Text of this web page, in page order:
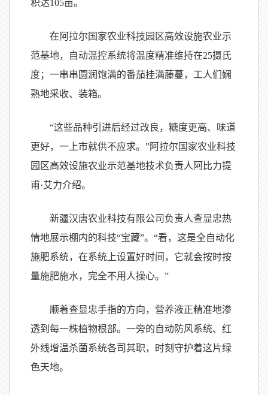
积达105亩。
在阿拉尔国家农业科技园区高效设施农业示
范基地，自动温控系统将温度精准维持在25摄氏
度；一串串圆润饱满的番茄挂满藤蔓，工人们娴
熟地采收、装箱。
“这些品种引进后经过改良，糖度更高、味道
更好，一上市就供不应求。”阿拉尔国家农业科技
园区高效设施农业示范基地技术负责人阿比力提
甫·艾力介绍。
新疆汉唐农业科技有限公司负责人查显忠热
情地展示棚内的科技“宝藏”。“看，这是全自动化
施肥系统，在系统上设置好时间，它就会按时按
量施肥施水，完全不用人操心。”
顺着查显忠手指的方向，营养液正精准地渗
透到每一株植物根部。一旁的自动防风系统、红
外线增温杀菌系统各司其职，时刻守护着这片绿
色天地。